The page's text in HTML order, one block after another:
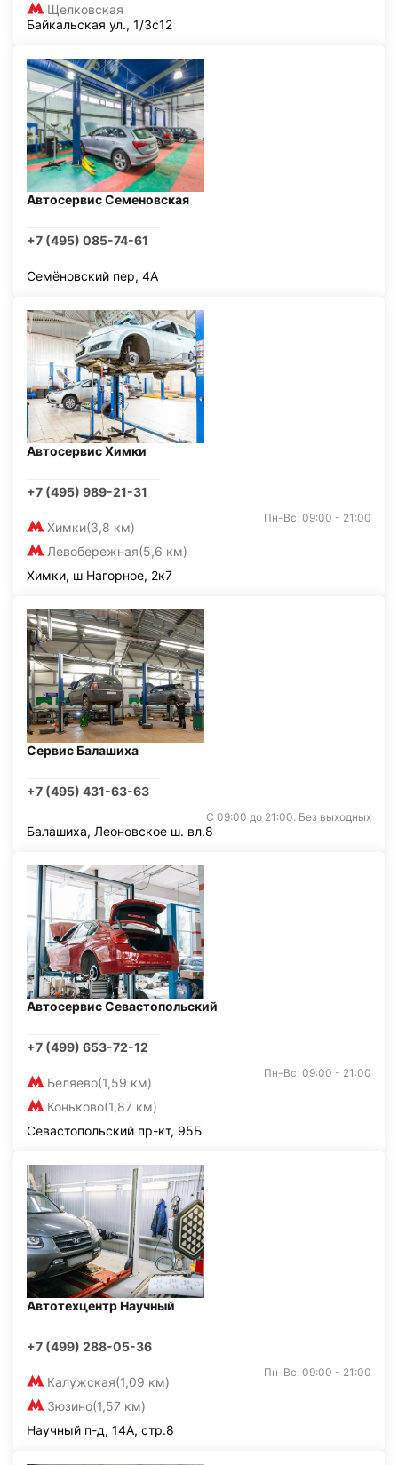
Щелковская
Байкальская ул., 1/3с12
Автосервис Семеновская
+7 (495) 085-74-61
Семёновский пер, 4А
Автосервис Химки
+7 (495) 989-21-31
Химки(3,8 км)
Левобережная(5,6 км)
Пн-Вс: 09:00 - 21:00
Химки, ш Нагорное, 2к7
Сервис Балашиха
+7 (495) 431-63-63
С 09:00 до 21:00. Без выходных
Балашиха, Леоновское ш. вл.8
Автосервис Севастопольский
+7 (499) 653-72-12
Беляево(1,59 км)
Коньково(1,87 км)
Пн-Вс: 09:00 - 21:00
Севастопольский пр-кт, 95Б
Автотехцентр Научный
+7 (499) 288-05-36
Калужская(1,09 км)
Зюзино(1,57 км)
Пн-Вс: 09:00 - 21:00
Научный п-д, 14А, стр.8